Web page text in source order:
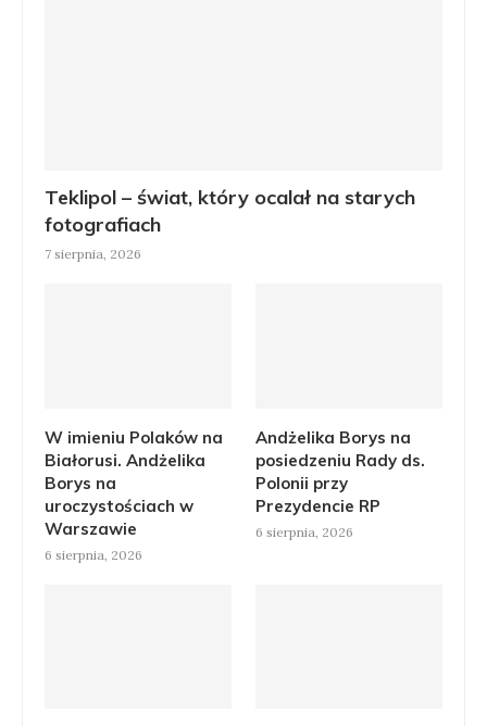
Teklipol – świat, który ocalał na starych
fotografiach
7 sierpnia, 2026
W imieniu Polaków na
Białorusi. Andżelika
Borys na
uroczystościach w
Warszawie
6 sierpnia, 2026
Andżelika Borys na
posiedzeniu Rady ds.
Polonii przy
Prezydencie RP
6 sierpnia, 2026